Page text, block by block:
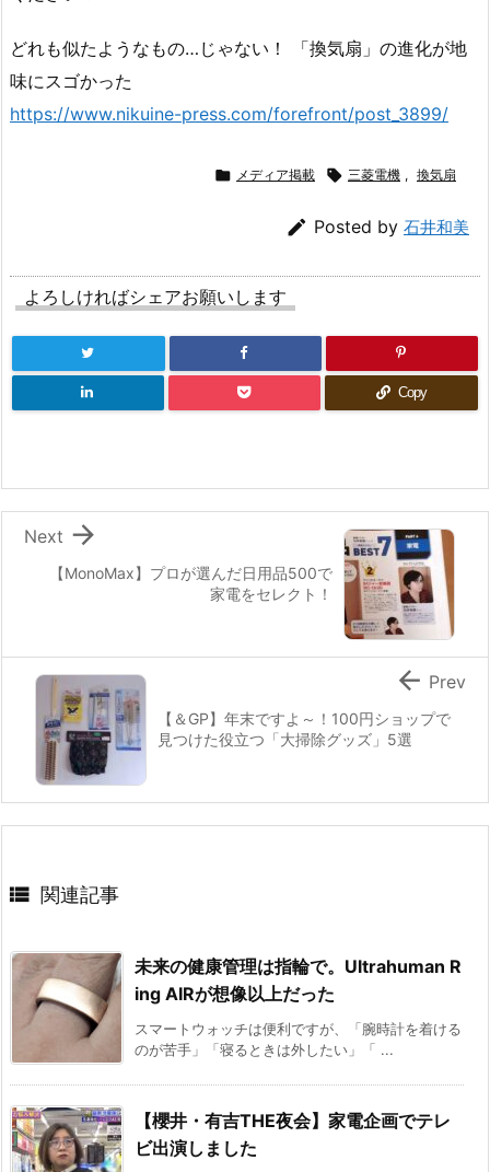
どれも似たようなもの…じゃない！ 「換気扇」の進化が地
味にスゴかった
https://www.nikuine-press.com/forefront/post_3899/
 メディア掲載  三菱電機 , 換気扇
 Posted by 石井和美
よろしければシェアお願いします
Copy
【MonoMax】プロが選んだ日用品500で
家電をセレクト！

Next
【＆GP】年末ですよ～！100円ショップで
見つけた役立つ「大掃除グッズ」5選
 Prev
 関連記事
未来の健康管理は指輪で。Ultrahuman R
ing AIRが想像以上だった
スマートウォッチは便利ですが、「腕時計を着ける
のが苦手」「寝るときは外したい」「 ...
【櫻井・有吉THE夜会】家電企画でテレ
ビ出演しました